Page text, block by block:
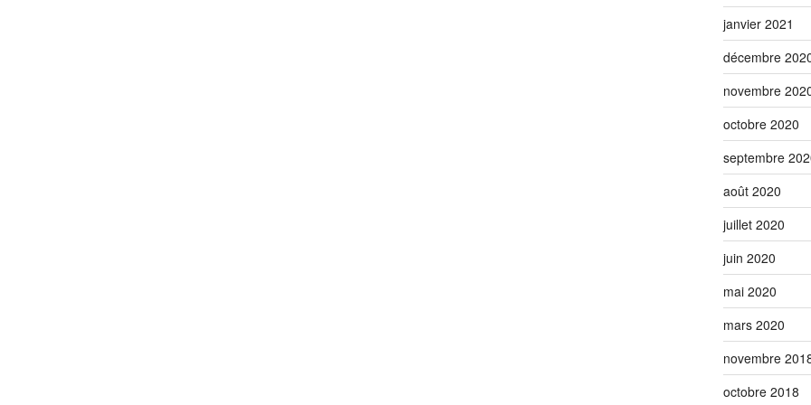
janvier 2021
décembre
novembre
octobre 2020
septembre
août 2020
juillet 2020
juin 2020
mai 2020
mars 2020
novembre
octobre 2018